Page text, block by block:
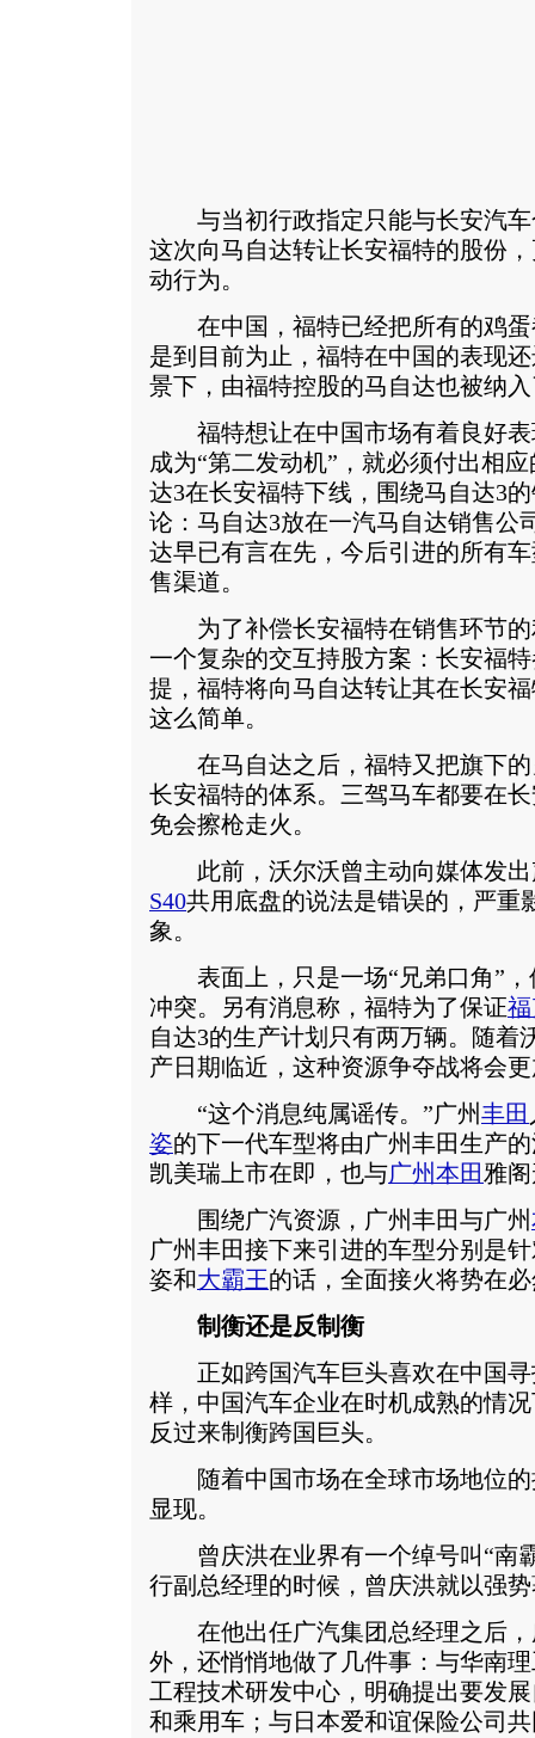
与当初行政指定只能与长安汽车
这次向马自达转让长安福特的股份
动行为。
在中国，福特已经把所有的鸡蛋
是到目前为止，福特在中国的表现
景下，由福特控股的马自达也被纳
福特想让在中国市场有着良好表
成为“第二发动机”，就必须付出相
达3在长安福特下线，围绕马自达3
论：马自达3放在一汽马自达销售公
达早已有言在先，今后引进的所有
售渠道。
为了补偿长安福特在销售环节的
一个复杂的交互持股方案：长安福
提，福特将向马自达转让其在长安
这么简单。
在马自达之后，福特又把旗下的
长安福特的体系。三驾马车都要在
免会擦枪走火。
此前，沃尔沃曾主动向媒体发出
S40共用底盘的说法是错误的，严重
象。
表面上，只是一场“兄弟口角”，
冲突。另有消息称，福特为了保证
自达3的生产计划只有两万辆。随着
产日期临近，这种资源争夺战将会
“这个消息纯属谣传。”广州丰田
姿的下一代车型将由广州丰田生产
凯美瑞上市在即，也与广州本田 雅
围绕广汽资源，广州丰田与广州
广州丰田接下来引进的车型分别是
姿和大霸王的话，全面接火将势在
制衡还是反制衡
正如跨国汽车巨头喜欢在中国寻
样，中国汽车企业在时机成熟的情
反过来制衡跨国巨头。
随着中国市场在全球市场地位的
显现。
曾庆洪在业界有一个绰号叫“南
行副总经理的时候，曾庆洪就以强
在他出任广汽集团总经理之后，
外，还悄悄地做了几件事：与华南
工程技术研发中心，明确提出要发
和乘用车；与日本爱和谊保险公司